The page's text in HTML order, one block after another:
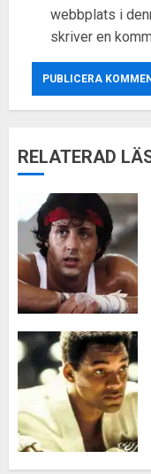
webbplats i
skriver en
RELATERAD